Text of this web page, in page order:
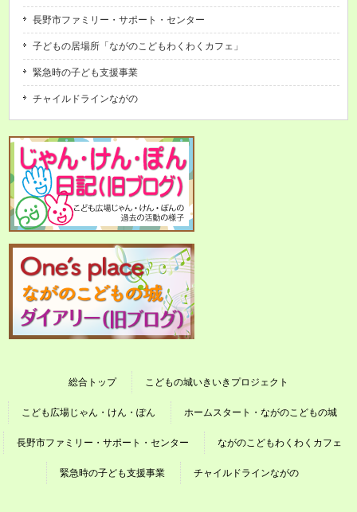
長野市ファミリー・サポート・センター
子どもの居場所「ながのこどもわくわくカフェ」
緊急時の子ども支援事業
チャイルドラインながの
総合トップ こどもの城いきいきプロジェクト
こども広場じゃん・けん・ぽん ホームスタート・ながのこどもの城
長野市ファミリー・サポート・センター ながのこどもわくわくカフェ
緊急時の子ども支援事業 チャイルドラインながの